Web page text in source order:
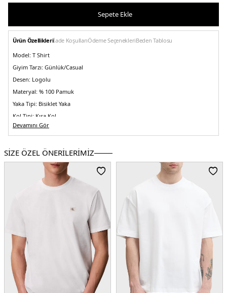
Sepete Ekle
Ürün Özellikleriİade KoşullarıÖdeme SeçenekleriBeden Tablosu
Model: T Shirt
Giyim Tarzı: Günlük/Casual
Desen: Logolu
Materyal: % 100 Pamuk
Yaka Tipi: Bisiklet Yaka
Kol Tipi: Kısa Kol
Kumaş Tipi:Belirtilmemiş
Kalıp Bilgisi:Relaxed Fit
Yaş Grubu:Yetişkin
Hindistan
5DE1LV04LG812GYAF.25
Devamını Gör
SİZE ÖZEL ÖNERİLERİMİZ